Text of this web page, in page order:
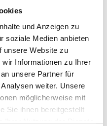
und Anzeigen zu
soziale Medien anbieten
unsere Website zu
Informationen zu Ihrer
unsere Partner für
weiter. Unsere
möglicherweise mit
Sie ihnen bereitgestellt
Ihrer Nutzung der Dienste
isst, was du in jedem
Roero unternehmen
Wetter in Echtzeit.